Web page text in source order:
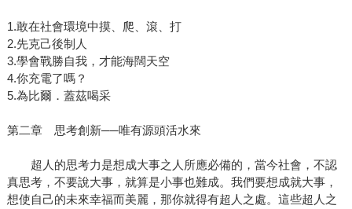
1.敢在社會環境中摸、爬、滾、打
2.先克己後制人
3.學會戰勝自我，才能海闊天空
4.你充電了嗎？
5.為比爾．蓋茲喝采
第二章 思考創新──唯有源頭活水來
超人的思考力是想成大事之人所應必備的，當今社會，不認
真思考，不要說大事，就算是小事也難成。我們要想成就大事，
想使自己的未來幸福而美麗，那你就得有超人之處。這些超人之